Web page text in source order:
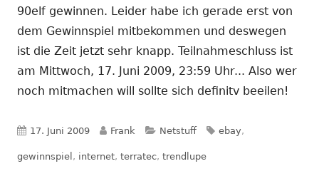
Fenster
öffnen
neuem
Fenster
öffnen
90elf gewinnen. Leider habe ich gerade erst von
dem Gewinnspiel mitbekommen und deswegen
ist die Zeit jetzt sehr knapp. Teilnahmeschluss ist
am Mittwoch, 17. Juni 2009, 23:59 Uhr... Also wer
noch mitmachen will sollte sich definitv beeilen!
Veröffentlicht
am
17. Juni 2009 Autor
Frank Kategorien
Netstuff Schlagwörter
ebay,
gewinnspiel , internet, terratec, trendlupe